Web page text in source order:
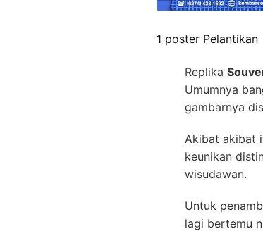
1 poster Pelantikan
Replika
Umumnya
gambarnya
Akibat akibat
keunikan
wisudawan.
Untuk
lagi bertemu